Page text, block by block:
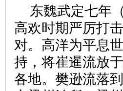
东魏武定七年
高欢时期严厉打
对。高洋为平息
持，将崔暹流放
各地。樊逊流落